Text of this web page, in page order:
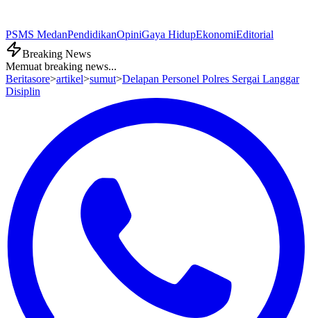
PSMS MedanPendidikanOpiniGaya HidupEkonomiEditorial
Breaking News
Memuat breaking news...
Beritasore>artikel>sumut>Delapan Personel Polres Sergai Langgar
Disiplin